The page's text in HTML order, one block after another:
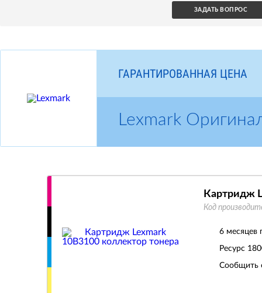
ЗАДАТЬ ВОПРОС
ГАРАНТИРОВАННАЯ ЦЕНА
Lexmark
Картридж
Код
6 месяцев
Ресурс
Сообщить